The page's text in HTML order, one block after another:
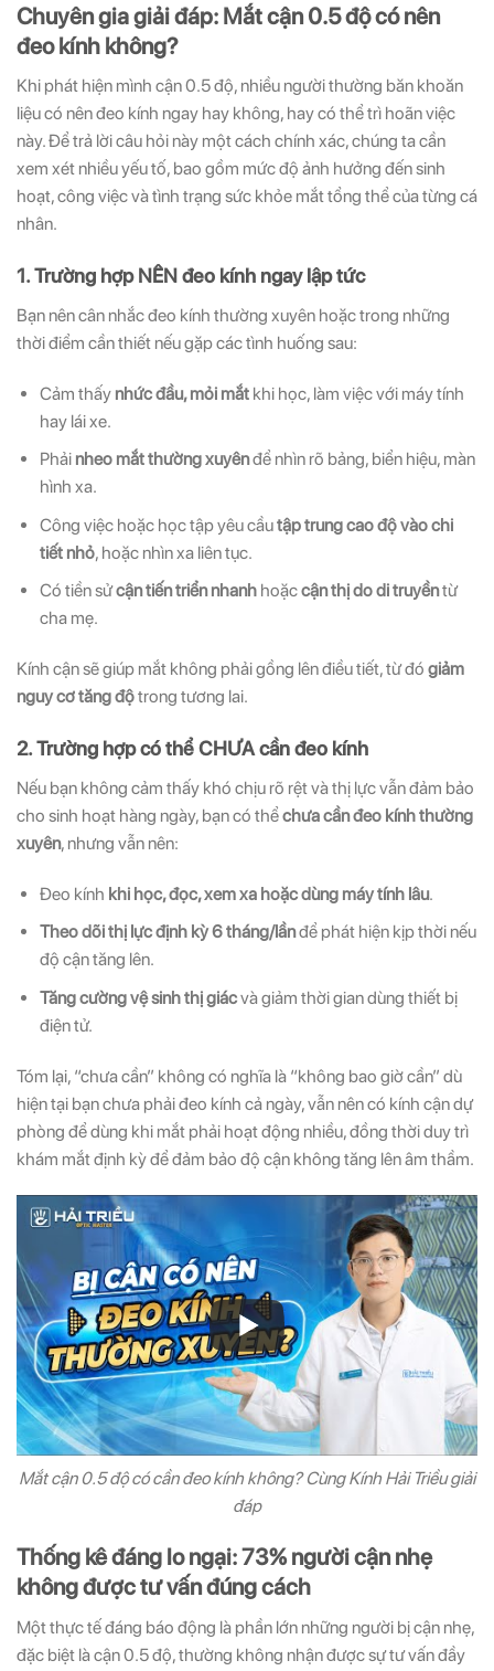
Chuyên gia giải đáp: Mắt cận 0.5 độ có nên
đeo kính không?
Khi phát hiện mình cận 0.5 độ, nhiều người thường băn khoăn
liệu có nên đeo kính ngay hay không, hay có thể trì hoãn việc
này. Để trả lời câu hỏi này một cách chính xác, chúng ta cần
xem xét nhiều yếu tố, bao gồm mức độ ảnh hưởng đến sinh
hoạt, công việc và tình trạng sức khỏe mắt tổng thể của từng cá
nhân.
1. Trường hợp NÊN đeo kính ngay lập tức
Bạn nên cân nhắc đeo kính thường xuyên hoặc trong những
thời điểm cần thiết nếu gặp các tình huống sau:
Cảm thấy nhức đầu, mỏi mắtkhi học, làm việc với máy tính
hay lái xe.
Phải nheo mắt thường xuyênđể nhìn rõ bảng, biển hiệu, màn
hình xa.
Công việc hoặc học tập yêu cầutập trung cao độ vào chi
tiết nhỏ, hoặc nhìn xa liên tục.
Có tiền sửcận tiến triển nhanhhoặccận thị do di truyềntừ
cha mẹ.
Kính cận sẽ giúp mắt không phải gồng lên điều tiết, từ đó giảm
nguy cơ tăng độtrong tương lai.
2. Trường hợp có thể CHƯA cần đeo kính
Nếu bạn không cảm thấy khó chịu rõ rệt và thị lực vẫn đảm bảo
cho sinh hoạt hàng ngày, bạn có thểchưa cần đeo kính thường
xuyên, nhưng vẫn nên:
Đeo kính khi học, đọc, xem xa hoặc dùng máy tính lâu.
Theo dõi thị lực định kỳ 6 tháng/lầnđể phát hiện kịp thời nếu
độ cận tăng lên.
Tăng cường vệ sinh thị giácvà giảm thời gian dùng thiết bị
điện tử.
Tóm lại, “chưa cần” không có nghĩa là “không bao giờ cần” dù
hiện tại bạn chưa phải đeo kính cả ngày, vẫn nên có kính cận dự
phòng để dùng khi mắt phải hoạt động nhiều, đồng thời duy trì
khám mắt định kỳ để đảm bảo độ cận không tăng lên âm thầm.
Mắt cận 0.5 độ có cần đeo kính không? Cùng Kính Hải Triều giải
đáp
Thống kê đáng lo ngại: 73% người cận nhẹ
không được tư vấn đúng cách
Một thực tế đáng báo động là phần lớn những người bị cận nhẹ,
đặc biệt là cận 0.5 độ, thường không nhận được sự tư vấn đầy